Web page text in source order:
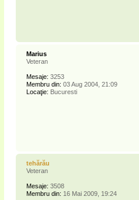
Marius
Veteran
Mesaje: 3253
Membru din: 03 Aug 2004, 21:09
Locaţie: Bucuresti
tehărău
Veteran
Mesaje: 3508
Membru din: 16 Mai 2009, 19:24